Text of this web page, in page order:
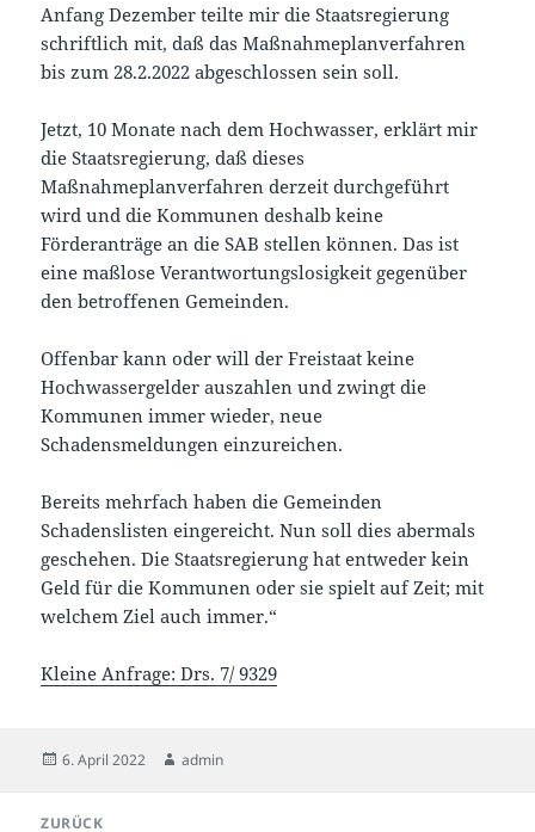
Anfang Dezember teilte mir die Staatsregierung
schriftlich mit, daß das Maßnahmeplanverfahren
bis zum 28.2.2022 abgeschlossen sein soll.
Jetzt, 10 Monate nach dem Hochwasser, erklärt mir
die Staatsregierung, daß dieses
Maßnahmeplanverfahren derzeit durchgeführt
wird und die Kommunen deshalb keine
Förderanträge an die SAB stellen können. Das ist
eine maßlose Verantwortungslosigkeit gegenüber
den betroffenen Gemeinden.
Offenbar kann oder will der Freistaat keine
Hochwassergelder auszahlen und zwingt die
Kommunen immer wieder, neue
Schadensmeldungen einzureichen.
Bereits mehrfach haben die Gemeinden
Schadenslisten eingereicht. Nun soll dies abermals
geschehen. Die Staatsregierung hat entweder kein
Geld für die Kommunen oder sie spielt auf Zeit; mit
welchem Ziel auch immer.“
Kleine Anfrage: Drs. 7/ 9329
Veröffentlicht
6. April 2022 Autor
admin
ZURÜCK